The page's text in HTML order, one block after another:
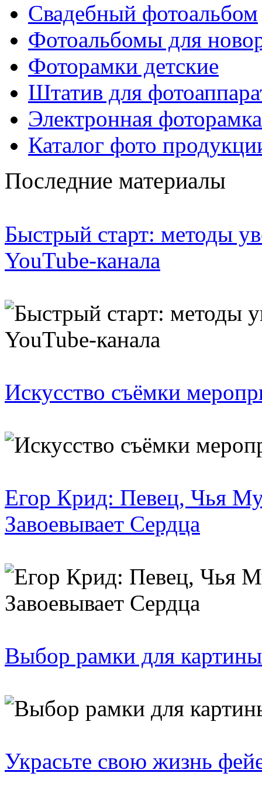
Свадебный фотоальбом
Фотоальбомы для
Фоторамки детские
Штатив для
Электронная фоторамка
Каталог фото
Последние материалы
Быстрый старт: методы
YouTube-канала
Искусство съёмки
Егор Крид: Певец, Чья
Завоевывает Сердца
Выбор рамки для
Украсьте свою жизнь